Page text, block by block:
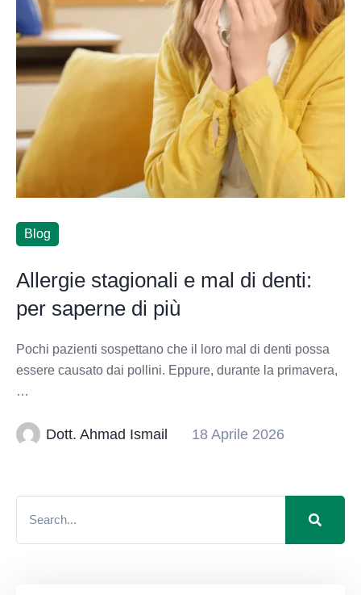
Blog
Allergie stagionali e mal di denti:
per saperne di più
Pochi pazienti sospettano che il loro mal di denti possa
essere causato dai pollini. Eppure, durante la primavera,
…
Dott. Ahmad Ismail 18 Aprile 2026